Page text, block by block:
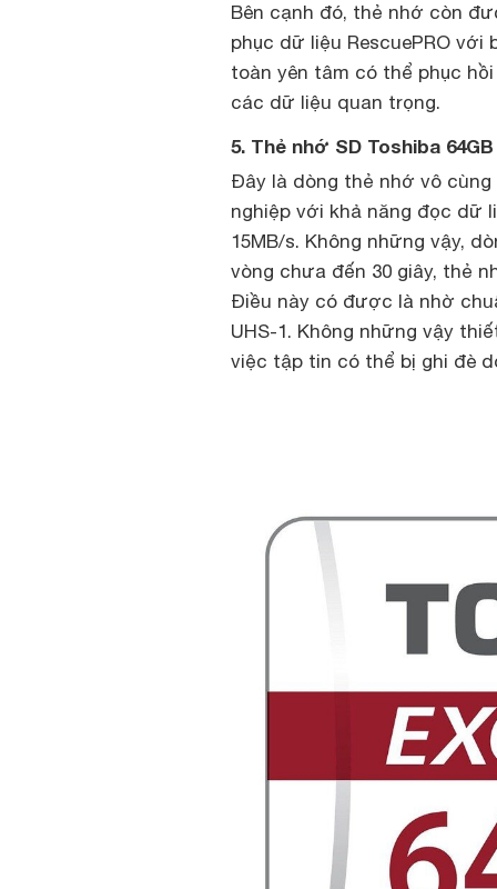
Bên cạnh đó, thẻ nhớ còn
phục dữ liệu RescuePRO với
toàn yên tâm có thể phục
các dữ liệu quan trọng.
5. Thẻ nhớ SD Toshiba
Đây là dòng thẻ nhớ vô
nghiệp với khả năng đọc dữ
15MB/s. Không những vậy,
vòng chưa đến 30 giây, thẻ
Điều này có được là nhờ
UHS-1. Không những vậy
việc tập tin có thể bị ghi đè